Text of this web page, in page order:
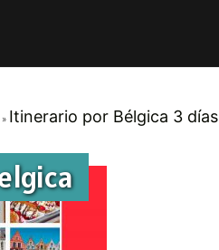
Itinerario por Bélgica 3 días